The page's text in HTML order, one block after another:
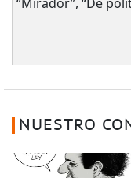
NUESTRO